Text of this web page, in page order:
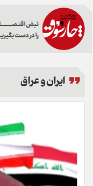
ایران و عراق